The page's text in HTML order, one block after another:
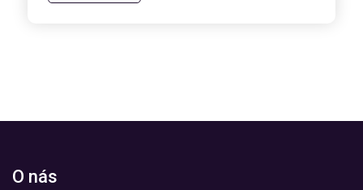
O nás